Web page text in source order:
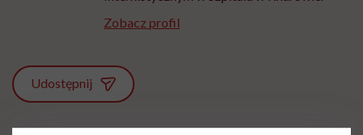
Zobacz profil
Udostępnij